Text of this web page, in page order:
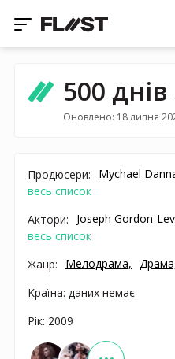
500 днів
Оновлено: 18 липня
Продюсери: Mychael
весь список
Актори:
Joseph Gordon-
весь список
Жанр:
Мелодрама,
Країна: даних немає
Рік: 2009